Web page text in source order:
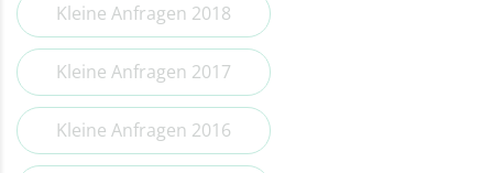
Kleine Anfragen 2018
Kleine Anfragen 2017
Kleine Anfragen 2016